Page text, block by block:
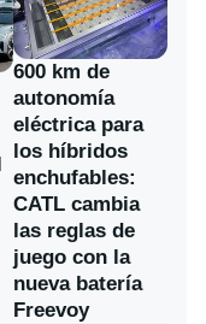
600 km de
autonomía
eléctrica para
los híbridos
enchufables:
CATL cambia
las reglas de
juego con la
nueva batería
Freevoy